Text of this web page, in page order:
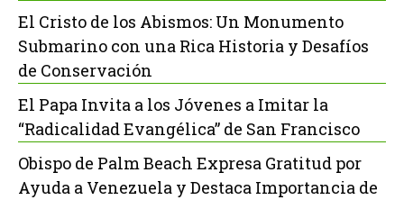
El Cristo de los Abismos: Un Monumento
Submarino con una Rica Historia y Desafíos
de Conservación
El Papa Invita a los Jóvenes a Imitar la
“Radicalidad Evangélica” de San Francisco
Obispo de Palm Beach Expresa Gratitud por
Ayuda a Venezuela y Destaca Importancia de